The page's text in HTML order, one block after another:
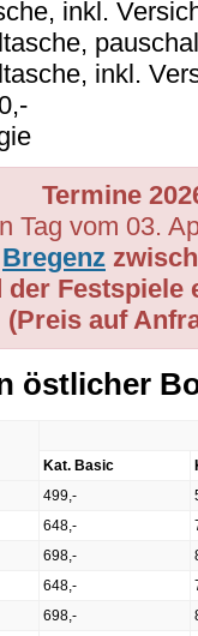
inkl.
inkl.
Termine
Tag vom 03.
Bregenz
Festspiele
(Preis auf
östlicher
Kat. Basic
499,-
648,-
698,-
648,-
698,-